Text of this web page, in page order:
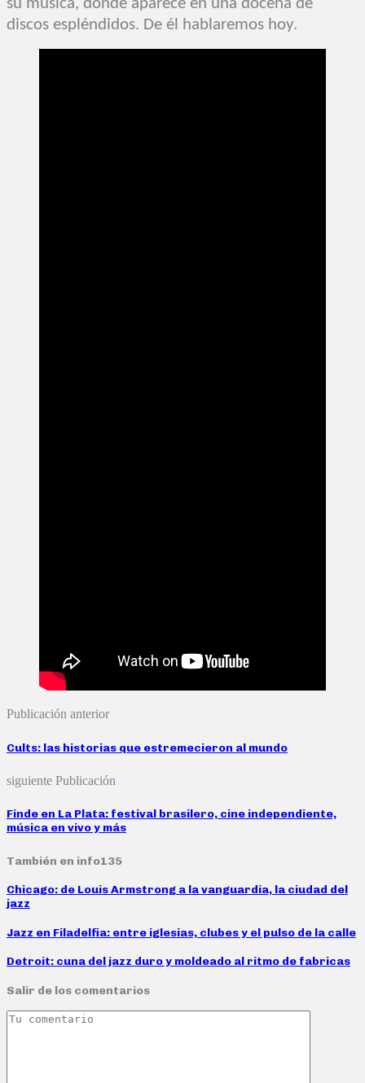
su música, donde aparece en una docena de
discos espléndidos. De él hablaremos hoy.
Publicación anterior
Cults: las historias que estremecieron al mundo
siguiente Publicación
Finde en La Plata: festival brasilero, cine independiente,
música en vivo y más
También en info135
Chicago: de Louis Armstrong a la vanguardia, la ciudad del
jazz
Jazz en Filadelfia: entre iglesias, clubes y el pulso de la calle
Detroit: cuna del jazz duro y moldeado al ritmo de fabricas
Salir de los comentarios